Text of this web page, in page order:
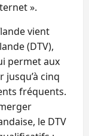
».
vient
(DTV),
permet aux
cinq
fréquents.
le DTV